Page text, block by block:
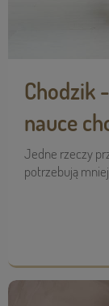
Chodzik
nauce
Jedne rze­czy
potrze­bują